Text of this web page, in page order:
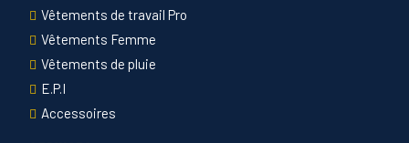
Vêtements de travail Pro
Vêtements Femme
Vêtements de pluie
E.P.I
Accessoires